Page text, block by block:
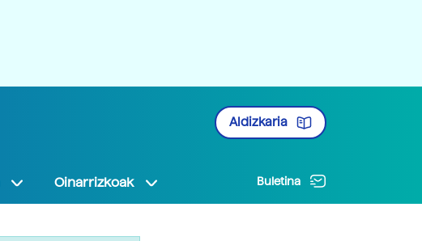
Aldizkaria
Oinarrizkoak Buletina